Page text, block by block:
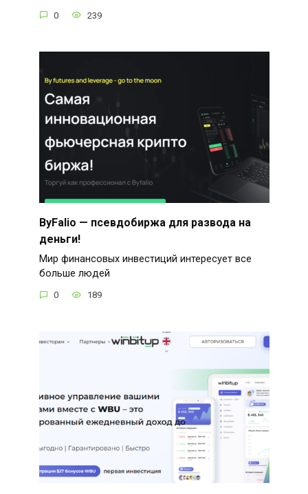
0 239
ByFalio — псевдобиржа для развода на
деньги!
Мир финансовых инвестиций интересует все
больше людей
0 189